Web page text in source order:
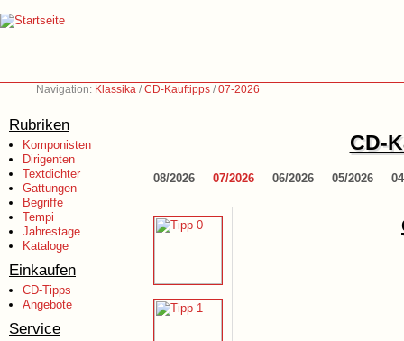
Navigation: Klassika /CD-Kauftipps /07-2026
Rubriken
Komponisten
Dirigenten
Textdichter
Gattungen
Begriffe
Tempi
Jahrestage
Kataloge
Einkaufen
CD-Tipps
Angebote
Service
CD-
08/2026 07/2026 06/2026 05/2026